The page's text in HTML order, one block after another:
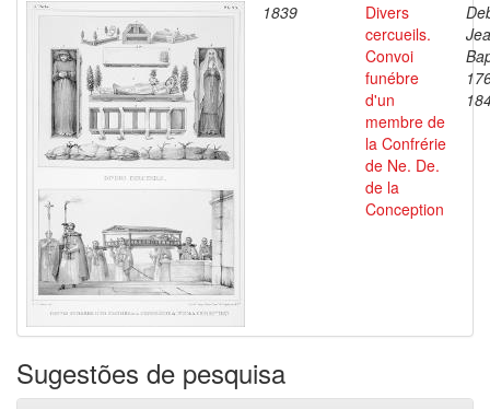
1839
Divers
cercueils.
Convoi
funébre
d'un
membre de
la Confrérie
de Ne. De.
de la
Conception
Sugestões de pesquisa